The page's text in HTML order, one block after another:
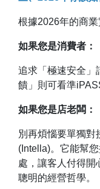
根據2026年的商業
如果您是消費者：
追求「極速安全」
饋」則可看準
如果您是店老闆：
別再煩惱要單獨對
(Intella)。它能幫
處，讓客人付得
聰明的經營哲學。